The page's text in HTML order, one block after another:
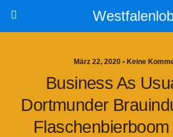
März 22, 2020 • Keine
Business As
Dortmunder